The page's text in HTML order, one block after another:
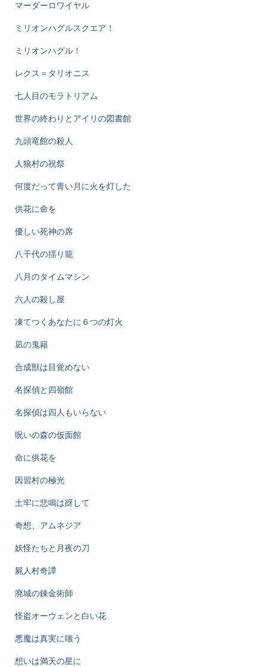
マーダーロワイヤル
ミリオンハグルスクエア！
ミリオンハグル！
レクス＝タリオニス
七人目のモラトリアム
世界の終わりとアイリの図書館
九頭竜館の殺人
人狼村の祝祭
何度だって青い月に火を灯した
供花に命を
優しい死神の席
八千代の揺り籠
八月のタイムマシン
六人の殺し屋
凍てつくあなたに６つの灯火
凪の鬼籍
合成獣は目覚めない
名探偵と四嶺館
名探偵は四人もいらない
呪いの森の仮面館
命に供花を
因習村の極光
土牢に悲鳴は谺して
奇想、アムネジア
妖怪たちと月夜の刀
屍人村奇譚
廃城の錬金術師
怪盗オーウェンと白い花
悪魔は真実に嗤う
想いは満天の星に